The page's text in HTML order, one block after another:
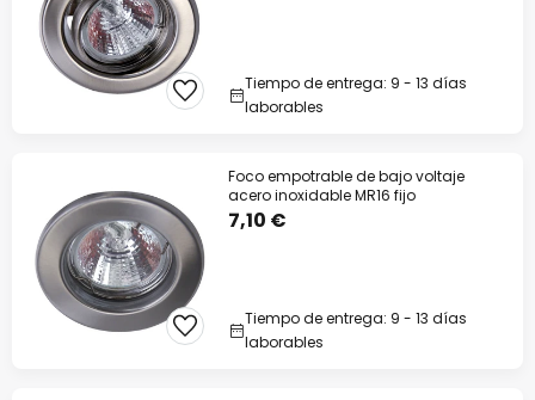
Tiempo de entrega: 9 - 13 días
laborables
Foco empotrable de bajo voltaje
acero inoxidable MR16 fijo
7,10 €
Tiempo de entrega: 9 - 13 días
laborables
Descuento extra
-10% EXTRAdesde 109 €